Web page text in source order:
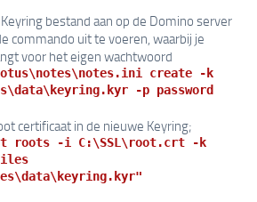
bestand aan op de Domino server
commando uit te voeren, waarbij je
voor het eigen wachtwoord
create -k
-p password
certificaat in de nieuwe Keyring;
roots -i C:\SSL\root.crt -k